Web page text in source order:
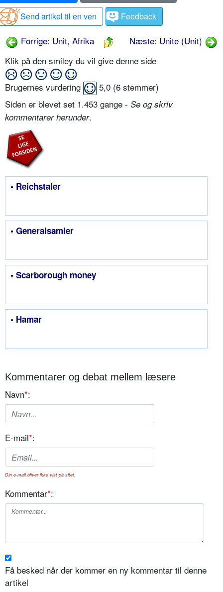
Send artikel til en ven
Feedback
Forrige: Unit, Afrika
Næste: Unite (Unit)
Klik på den smiley du vil give denne side
Brugernes vurdering 5,0 (6 stemmer)
Siden er blevet set 1.453 gange - Se og skriv
kommentarer herunder.
• Reichstaler
• Generalsamler
• Scarborough money
• Hamar
Kommentarer og debat mellem læsere
Navn*:
E-mail*:
Din e-mail bliver ikke vist på sitet.
Kommentar*:
Få besked når der kommer en ny kommentar til denne
artikel